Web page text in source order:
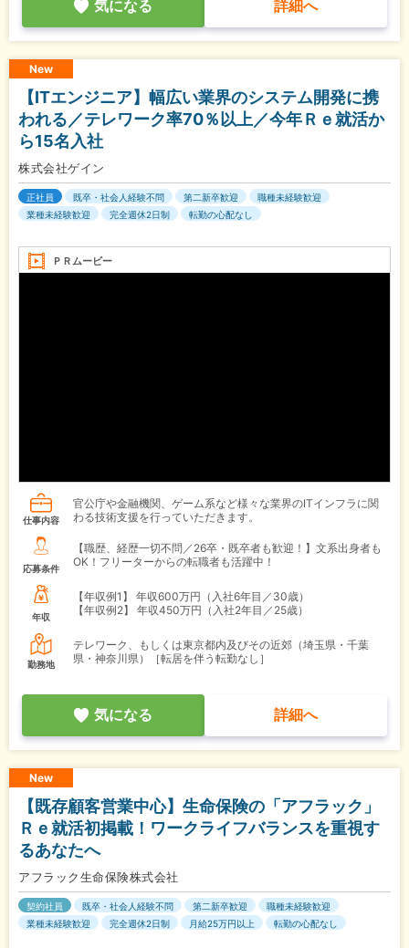
気になる 詳細へ
New
【ITエンジニア】幅広い業界のシステム開発に携
われる／テレワーク率70％以上／今年Ｒｅ就活か
ら15名入社
株式会社ゲイン
正社員 既卒・社会人経験不問 第二新卒歓迎
職種未経験歓迎
業種未経験歓迎
完全週休2日制 転勤の心配なし
ＰＲムービー
仕事内容
官公庁や金融機関、ゲーム系など様々な業界のITインフラに関
わる技術支援を行っていただきます。
応募条件
【職歴、経歴一切不問／26卒・既卒者も歓迎！】文系出身者も
OK！フリーターからの転職者も活躍中！
年収
【年収例1】
年収600万円（入社6年目／30歳）
【年収例2】
年収450万円（入社2年目／25歳）
勤務地
テレワーク、もしくは東京都内及びその近郊（埼玉県・千葉
県・神奈川県）［転居を伴う転勤なし］
気になる 詳細へ
New
【既存顧客営業中心】生命保険の「アフラック」
Ｒｅ就活初掲載！ワークライフバランスを重視す
るあなたへ
アフラック生命保険株式会社
契約社員 既卒・社会人経験不問 第二新卒歓迎
職種未経験歓迎
業種未経験歓迎
完全週休2日制 月給25万円以上 転勤の心配なし